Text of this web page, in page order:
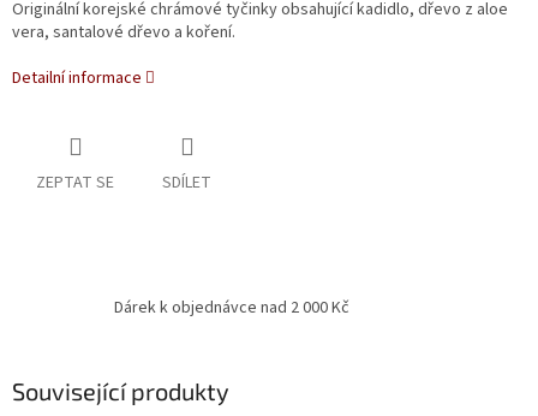
Originální korejské chrámové tyčinky obsahující kadidlo, dřevo z aloe
vera, santalové dřevo a koření.
Detailní informace
ZEPTAT SE SDÍLET
Dárek k objednávce nad 2 000 Kč
Související produkty